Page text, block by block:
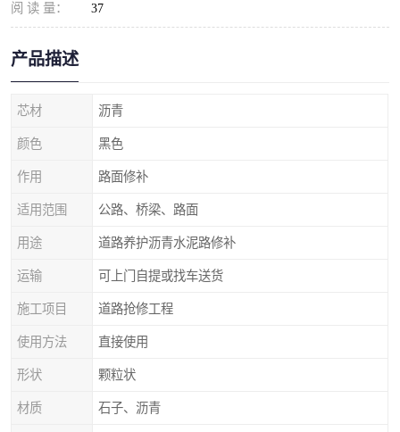
阅 读 量： 37
产品描述
芯材 沥青
颜色 黑色
作用 路面修补
适用范围 公路、桥梁、路面
用途 道路养护沥青水泥路修补
运输 可上门自提或找车送货
施工项目 道路抢修工程
使用方法 直接使用
形状 颗粒状
材质 石子、沥青